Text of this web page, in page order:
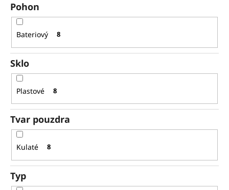
Pohon
Bateriový 8
Sklo
Plastové 8
Tvar pouzdra
Kulaté 8
Typ